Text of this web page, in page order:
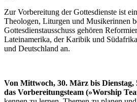
Zur Vorbereitung der Gottesdienste ist
Theologen, Liturgen und Musikerinnen
Gottesdienstausschuss gehören
Lateinamerika, der Karibik und
und Deutschland an.
Von Mittwoch, 30. März bis
das Vorbereitungsteam (»Worship